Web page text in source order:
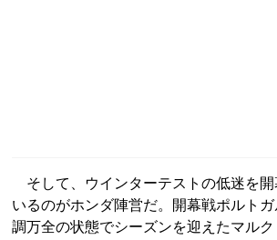
そして、ウインターテストの低迷を開
いるのがホンダ陣営だ。開幕戦ポルト
調万全の状態でシーズンを迎えたマル